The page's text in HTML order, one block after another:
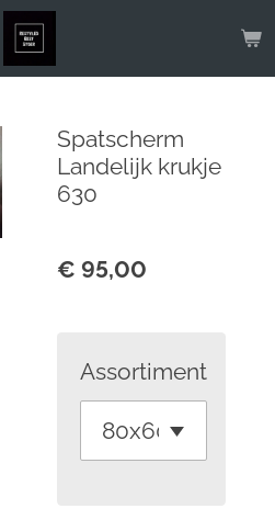
Spatscherm
Landelijk krukje
630
€ 95,00
Assortiment